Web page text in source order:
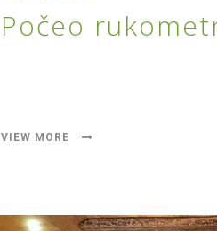
Počeo
VIEW MORE